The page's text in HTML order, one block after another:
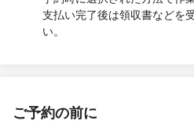
支払い完了後は領収書などを
い。
ご予約の前に